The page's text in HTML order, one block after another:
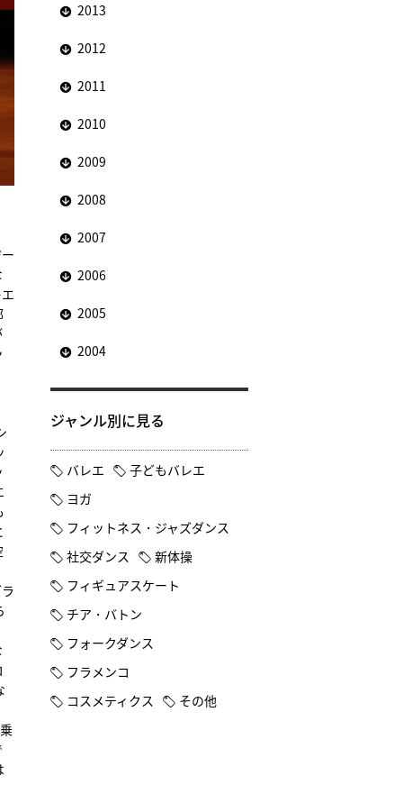
2013
2012
2011
2010
2009
2008
2007
2006
2005
2004
ジャンル別に見る
バレエ
子どもバレエ
ヨガ
フィットネス・ジャズダンス
社交ダンス
新体操
フィギュアスケート
チア・バトン
フォークダンス
フラメンコ
コスメティクス
その他